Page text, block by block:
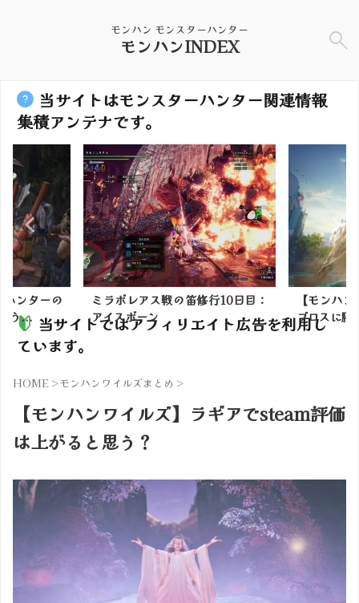
モンハン モンスターハンター
モンハンINDEX
当サイトはモンスターハンター関連情報
集積アンテナです。
ンターの
う...
ミラボレアス戦の笛修行10日目：
アイスボーン
【モンハ
ブロスに
当サイトではアフィリエイト広告を利用し
ています。
HOME >モンハンワイルズまとめ >
【モンハンワイルズ】ラギアでsteam評価
は上がると思う？